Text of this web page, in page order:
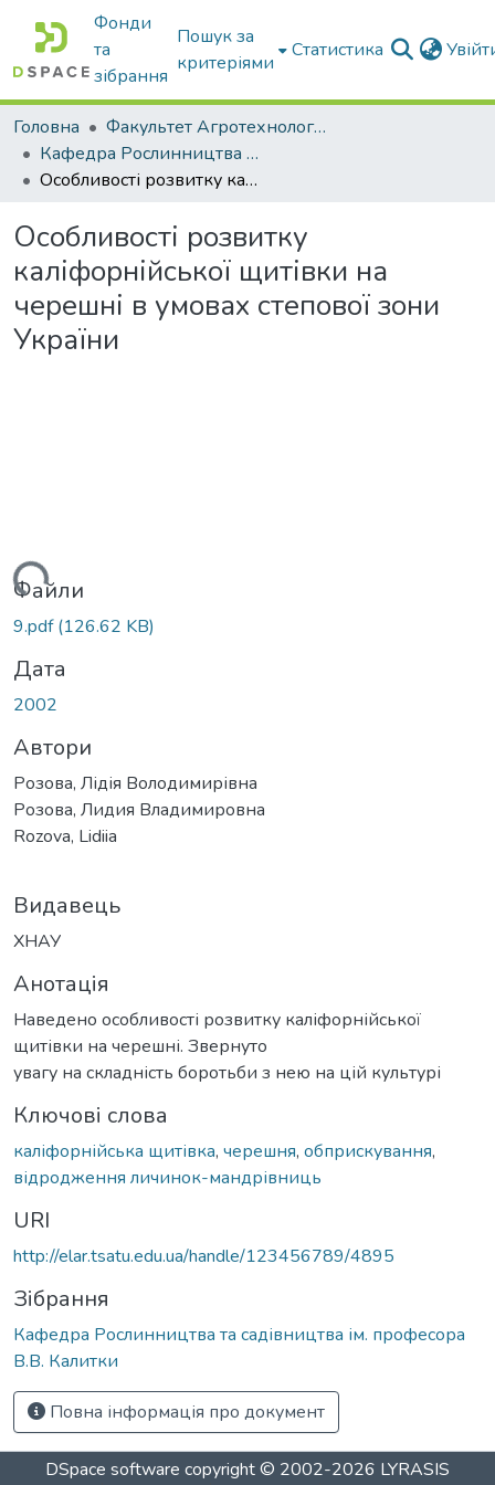
Фонди
та
зібрання
Пошук за
критеріями
Статистика
Головна
Факультет Агротехнологій та екології
Кафедра Рослинництва та садівництва ім. професора В.В. Калитки
Особливості розвитку каліфорнійської щитівки на черешні в умовах степової зони України
Особливості розвитку
каліфорнійської щитівки на
черешні в умовах степової зони
України
Файли
9.pdf(126.62 KB)
Дата
2002
Автори
Розова, Лідія Володимирівна
Розова, Лидия Владимировна
Rozova, Lidiia
Видавець
ХНАУ
Анотація
Наведено особливості розвитку каліфорнійської
щитівки на черешні. Звернуто
увагу на складність боротьби з нею на цій культурі
Ключові слова
каліфорнійська щитівка, черешня, обприскування,
відродження личинок-мандрівниць
URI
http://elar.tsatu.edu.ua/handle/123456789/4895
Зібрання
Кафедра Рослинництва та садівництва ім. професора
В.В. Калитки
Повна інформація про документ
DSpace software copyright © 2002-2026 LYRASIS